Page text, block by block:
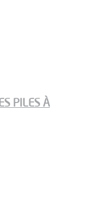
PILES À